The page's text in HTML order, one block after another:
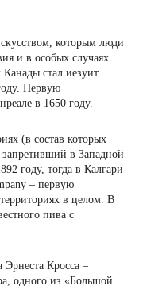
которым люди
и в особых случаях.
стал иезуит
Первую
в 1650 году.
(в состав которых
в Западной
году, тогда в Калгари
– первую
в целом. В
пива с
Кросса –
одного из «Большой